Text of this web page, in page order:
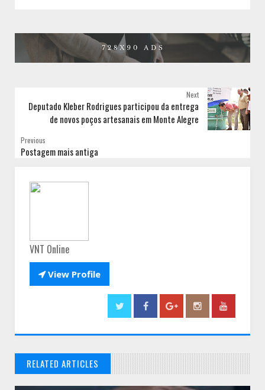
Next
Deputado Kleber Rodrigues participou da entrega
de novos poços artesanais em Monte Alegre
Previous
Postagem mais antiga
VNT Online
View Profile
RELATED ARTICLES
// THATS WHAT YOU MIGHT BE LOOKING FOR